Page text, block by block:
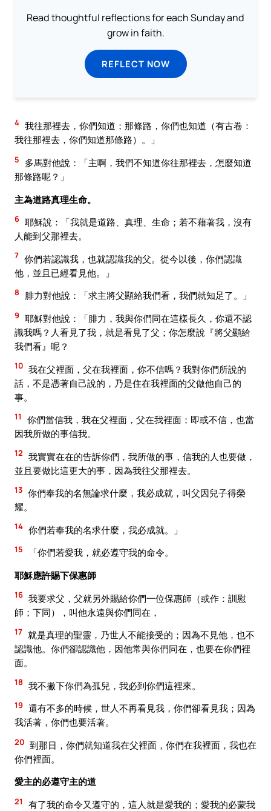
Read thoughtful reflections for each Sunday and
grow in faith.
REFLECT NOW
4 我往那裡去，你們知道；那條路，你們也知道（有古卷：
我往那裡去，你們知道那條路）。」
5
多馬對他說：「主啊，我們不知道你往那裡去，怎麼知道
那條路呢？」
主為道路真理生命。
6 耶穌說：「我就是道路、真理、生命；若不藉著我，沒有
人能到父那裡去。
7 你們若認識我，也就認識我的父。從今以後，你們認識
他，並且已經看見他。」
8 腓力對他說：「求主將父顯給我們看，我們就知足了。」
9 耶穌對他說：「腓力，我與你們同在這樣長久，你還不認
識我嗎？人看見了我，就是看見了父；你怎麼說『將父顯給
我們看』呢？
10 我在父裡面，父在我裡面，你不信嗎？我對你們所說的
話，不是憑著自己說的，乃是住在我裡面的父做他自己的
事。
11
你們當信我，我在父裡面，父在我裡面；即或不信，也當
因我所做的事信我。
12 我實實在在的告訴你們，我所做的事，信我的人也要做，
並且要做比這更大的事，因為我往父那裡去。
13 你們奉我的名無論求什麼，我必成就，叫父因兒子得榮
耀。
14 你們若奉我的名求什麼，我必成就。」
15
「你們若愛我，就必遵守我的命令。
耶穌應許賜下保惠師
16 我要求父，父就另外賜給你們一位保惠師（或作：訓慰
師；下同），叫他永遠與你們同在，
17 就是真理的聖靈，乃世人不能接受的；因為不見他，也不
認識他。你們卻認識他，因他常與你們同在，也要在你們裡
面。
18 我不撇下你們為孤兒，我必到你們這裡來。
19 還有不多的時候，世人不再看見我，你們卻看見我；因為
我活著，你們也要活著。
20 到那日，你們就知道我在父裡面，你們在我裡面，我也在
你們裡面。
愛主的必遵守主的道
21 有了我的命令又遵守的，這人就是愛我的；愛我的必蒙我